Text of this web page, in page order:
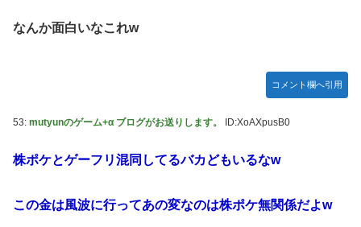
なんか面白いなこれw
コメント欄へ引用
53: mutyunのゲーム+α ブログがお送りします。 ID:XoAXpusB0
株ポケとゲーフリ混同してるバカどもいるなw
この金は風波に行ってあの変なのは株ポケ無関係だよw